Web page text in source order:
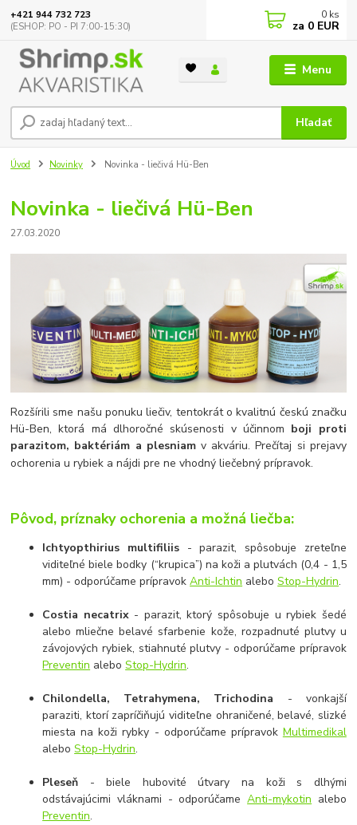
Menu
Hľadať
+421 944 732 723
(ESHOP: PO - PI 7:00-15:30)
0 ks
za 0 EUR
Úvod Novinky Novinka - liečivá Hü-Ben
Novinka - liečivá Hü-Ben
27.03.2020
Rozšírili sme našu ponuku liečiv, tentokrát o kvalitnú českú značku
Hü-Ben, ktorá má dlhoročné skúsenosti v účinnom boji proti
parazitom, baktériám a plesniamv akváriu. Prečítaj si prejavy
ochorenia u rybiek a nájdi pre ne vhodný liečebný prípravok.
Pôvod, príznaky ochorenia a možná liečba:
Ichtyopthirius multifiliis- parazit, spôsobuje zreteľne
viditeľné biele bodky (“krupica”) na koži a plutvách (0,4 - 1,5
mm) - odporúčame prípravokAnti-Ichtin aleboStop-Hydrin.
Costia necatrix- parazit, ktorý spôsobuje u rybiek šedé
alebo mliečne belavé sfarbenie kože, rozpadnuté plutvy u
závojových rybiek, stiahnuté plutvy - odporúčame prípravok
Preventin aleboStop-Hydrin.
Chilondella, Tetrahymena, Trichodina - vonkajší
paraziti, ktorí zapríčiňujú viditeľne ohraničené, belavé, slizké
miesta na koži rybky - odporúčame prípravok Multimedikal
aleboStop-Hydrin.
Pleseň - biele hubovité útvary na koži s dlhými
odstávajúcimi vláknami - odporúčameAnti-mykotin alebo
Preventin.